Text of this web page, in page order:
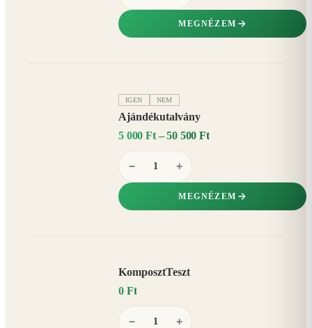
MEGNÉZEM
IGEN NEM
Ajándékutalvány
5 000 Ft – 50 500 Ft
− +
MEGNÉZEM
KomposztTeszt
0 Ft
− +